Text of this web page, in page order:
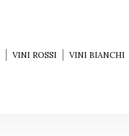
VINI ROSSI VINI BIANCHI